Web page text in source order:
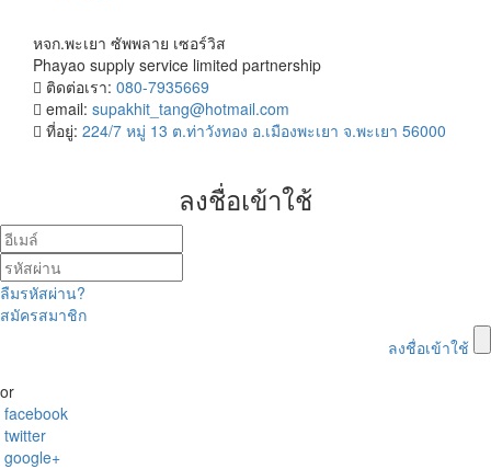
หจก.พะเยา ซัพพลาย เซอร์วิส
Phayao supply service limited partnership
ติดต่อเรา: 080-7935669
email: supakhit_tang@hotmail.com
ที่อยู่: 224/7 หมู่ 13 ต.ท่าวังทอง อ.เมืองพะเยา จ.พะเยา 56000
ลงชื่อเข้าใช้
ลืมรหัสผ่าน?
สมัครสมาชิก
ลงชื่อเข้าใช้
or
facebook
twitter
google+